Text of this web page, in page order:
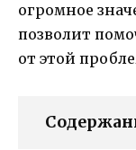
огромное
позволит
от этой